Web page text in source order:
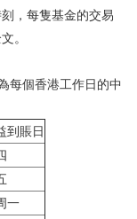
，每隻基金的交易
。
每個香港工作日的中
到賬日
一